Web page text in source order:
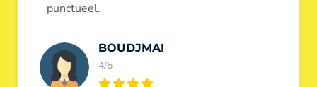
ontstoppers services janssens.
Eric Garfield
5/5